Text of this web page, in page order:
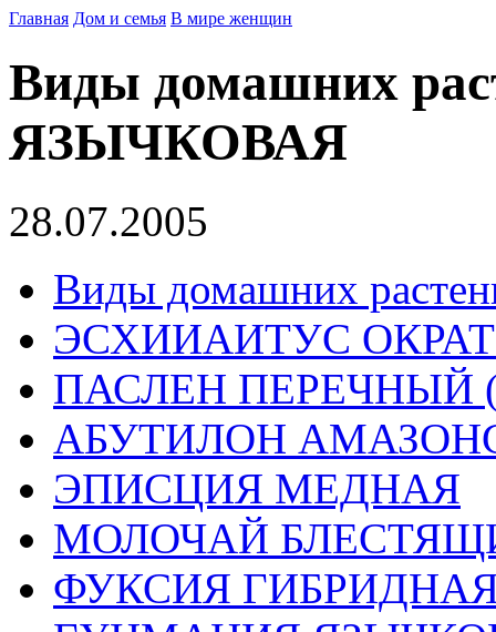
Главная Дом и семья В мире женщин
Виды домашних
ЯЗЫЧКОВАЯ
28.07.2005
Виды домашних
ЭСХИИАИТУС
ПАСЛЕН ПЕРЕЧНЫЙ
АБУТИЛОН
ЭПИСЦИЯ МЕДНАЯ
МОЛОЧАЙ
ФУКСИЯ